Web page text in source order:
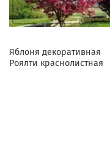
Яблоня декоративная
Роялти краснолистная